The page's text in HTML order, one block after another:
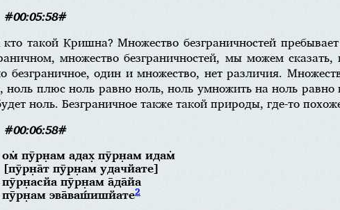
#00:05:58#
такой Кришна? Множество безграничностей
множество безграничностей, мы можем
безграничное, один и множество, нет различия.
ноль плюс ноль равно ноль, ноль умножить на ноль
ноль. Безграничное также такой природы, где-то
#00:06:58#
ом̇ пӯрн̣ам адах̣ пӯрн̣ам идам̇
[пӯрн̣а̄т пӯрн̣ам удачйате]
пӯрн̣асйа пӯрн̣ам а̄да̄йа
пӯрн̣ам эва̄ваш́ишйате2